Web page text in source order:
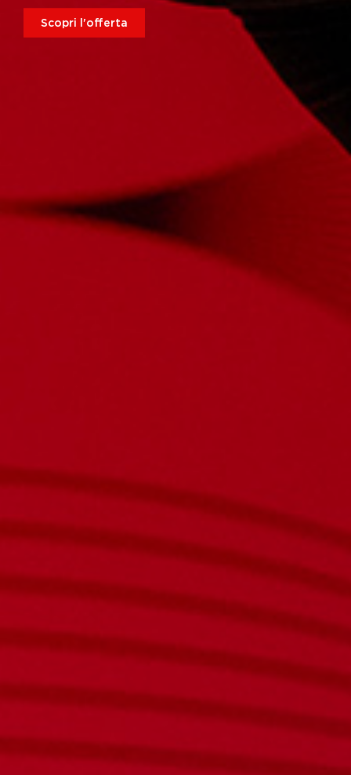
Scopri l'offerta